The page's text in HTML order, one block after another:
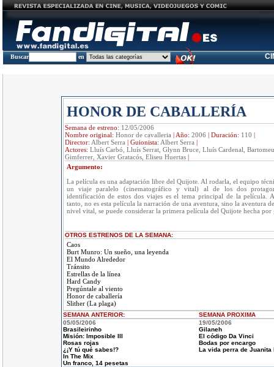
Buscar en
HONOR DE CABALLERÍA
Semana de estreno: 12/05/2006
Nombre original: Honor de cavalleria | Año: 2006 | Duración: 110 |
Director: Albert Serra | Guionista: Albert Serra |
Actores: Lluís Carbó, Lluís Serrat, Glynn Bruce, Lluís Cardenal,
Gimferrer, Xavier Gratacós, Eliseu Huertas|
Argumento:
La película es una adaptación libre del Quijote. Al rodarla, el equipo
un viaje paralelo (cinematográfico y vital) al de los dos
identificación de estos dos viajes es el tema principal de la película.
tanto, no es esta película la narración de una aventura, sino la aventura
nivel vital, se puede considerar la primera película del Quijote hecha por
OTROS ESTRENOS DE LA SEMANA:
Caos
Burt Munro: Un sueño, una leyenda
El Mundo Alrededor
Tránsito
Estrellas de la línea
Hard Candy
Pregúntale al viento
Honor de caballería
Slither (La plaga)
SEMANA ANTERIOR: SEMANA PROXIMA
05/05/2006
Brasileirinho
Misión: Imposible III
Rosas rojas
¿¡Y tú qué sabes!?
In The Mix
Un franco, 14 pesetas
19/05/2006
Gilaneh
El código Da Vinci
Bodas por encargo
La vida perra de Juanita